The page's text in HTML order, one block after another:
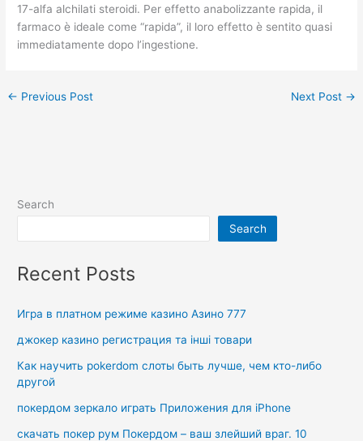
17-alfa alchilati steroidi. Per effetto anabolizzante rapida, il
farmaco è ideale come “rapida”, il loro effetto è sentito quasi
immediatamente dopo l’ingestione.
← Previous Post Next Post →
Search
Search
Recent Posts
Игра в платном режиме казино Азино 777
джокер казино регистрация та інші товари
Как научить pokerdom слоты быть лучше, чем кто-либо
другой
покердом зеркало играть Приложения для iPhone
скачать покер рум Покердом – ваш злейший враг. 10